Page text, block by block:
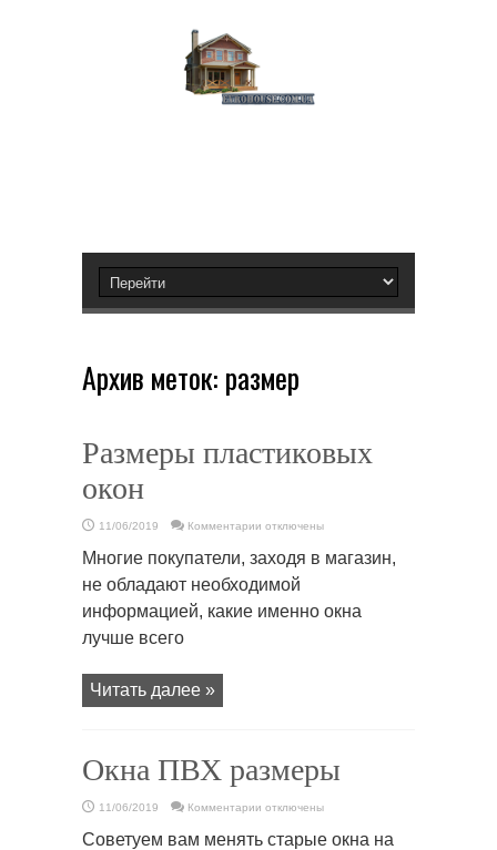
Архив меток: размер
Размеры пластиковых
окон
11/06/2019 Комментарии
пластиковых
отключены
Многие покупатели, заходя в магазин,
не обладают необходимой
информацией, какие именно окна
лучше всего
Читать далее »
Окна ПВХ размеры
11/06/2019 Комментарии
ПВХ
отключены
Советуем вам менять старые окна на